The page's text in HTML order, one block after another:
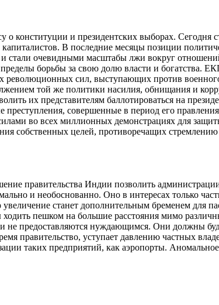
и президентских выборах. Сегодня
В последние месяцы позиции
стали очевидными масштабы лжи вокруг
борьбы за свою долю власти и богатства.
сил, выступающих против
той же политики насилия, обнищания и
их представителям баллотироваться на
совершенные в период его
во всех миллионных демонстрациях для
целей, противоречащих стремлению
правительства Индии позволить
и необоснованно. Оно в интересах только
станет дополнительным бременем для
пешком на большие расстояния мимо
предоставляются нуждающимся. Они должны
правительство, уступает давлению частных
таких предприятий, как аэропорты.